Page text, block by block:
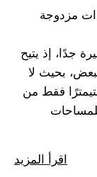
مزدوجة
جدًا، إذ يتيح
بحيث لا
طاولة عند طيّها سوى إلى 14 سنتيمترًا فقط من
اقرأ المزيد